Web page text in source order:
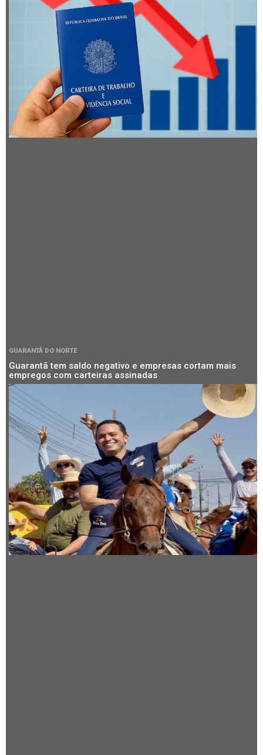
GUARANTÃ DO NORTE
Guarantã tem saldo negativo e empresas cortam mais
empregos com carteiras assinadas